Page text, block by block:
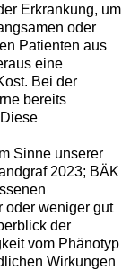
Erkrankung, um
oder
Patienten aus
eine
Bei der
bereits
Sinne unserer
2023; BÄK
oder weniger gut
der
vom Phänotyp
Wirkungen